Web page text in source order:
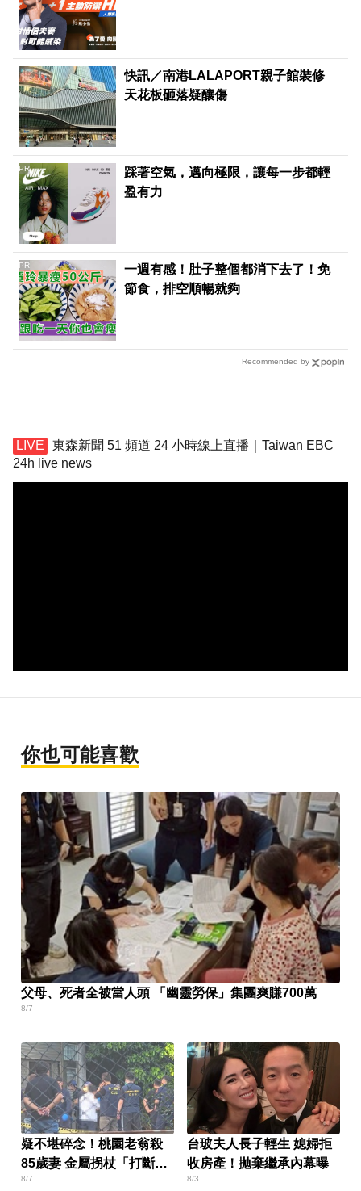
快訊／南港LALAPORT親子館裝修
天花板砸落疑釀傷
踩著空氣，邁向極限，讓每一步都輕
盈有力
PR
一週有感！肚子整個都消下去了！免
節食，排空順暢就夠
PR
Recommended by
東森新聞 51 頻道 24 小時線上直播｜Taiwan EBC
24h live news
你也可能喜歡
父母、死者全被當人頭 「幽靈勞保」集團爽賺700萬
8/7
疑不堪碎念！桃園老翁殺
85歲妻 金屬拐杖「打斷成
兩截」
8/7
台玻夫人長子輕生 媳婦拒
收房產！拋棄繼承內幕曝
8/3